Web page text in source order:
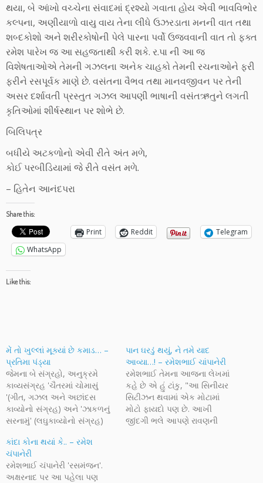
થયા, બે આંખો વચ્ચેના સંવાદમાં દ્રશ્યો ગવાતા હોય એવી ભાવવિભોર
કલ્પના, અણીયાળો વાયુ વાય તેના લીધે ઉઝરડાતા મનની વાત તથા
શબ્દકોશો અને શરીરકોષોની પેલે પારના પર્વો ઉજવવાની વાત તો ફક્ત
રમેશ પારેખ જ આ સહજતાથી કરી શકે. ર.પા ની આ જ
વિશેષતાઓએ તેમની ગઝલના અનેક ચાહકો તેમની રચનાઓને ફરી
ફરીને રસપૂર્વક માણે છે. વસંતના વૈભવ તથા માનવજીવન પર તેની
અસર દર્શાવતી પ્રસ્તુત ગઝલ આપણી ભાષાની વસંતઋતુને લગતી
કૃતિઓમાં શીર્ષસ્થાન પર શોભે છે.
બિલિપત્ર
બધીયે અટકળોનો એવી રીતે અંત મળે,
કોઈ પરબીડિયામાં જે રીતે વસંત મળે.
– હિતેન આનંદપરા
Share this:
Print Reddit
Telegram
WhatsApp
Like this:
મેં તો ખુલ્લાં મૂક્યાં છે કમાડ… –
પ્રતિમા પંડ્યા
જેમના બે સંગ્રહો, અનુક્રમે
કાવ્યસંગ્રહ 'ચૈતરમાં ચોમાસું
'(ગીત, ગઝલ અને અછાંદસ
કાવ્યોનો સંગ્રહ) અને 'ઝાકળનું
સરનામું' (લઘુકાવ્યોનો સંગ્રહ)
પ્રતિમાબેન પંડ્યા એક
ઋજુહ્રદય રચનાકાર છે. પ્રસ્તુત
રચના 'ખુલ્લાં મૂક્યાં છે કમાડ...'
આતુરતા, વ્હાલભીની લાગણી,
પાન ઘરડું થયું, ને તમે યાદ
આવ્યા…! – રમેશભાઈ ચાંપાનેરી
રમેશભાઈ તેમના આજના લેખમાં
કહે છે એ હું ટાંકુ, "આ સિનીયર
સિટીઝન થવામાં એક મોટામાં
મોટો ફાયદો પણ છે. આખી
જીંદગી ભલે આપણે રાવણની
કાંદા કોના થયાં કે.. – રમેશ
ચંપાનેરી
રમેશભાઈ ચંપાનેરી 'રસમંજન'.
અક્ષરનાદ પર આ પહેલા પણ